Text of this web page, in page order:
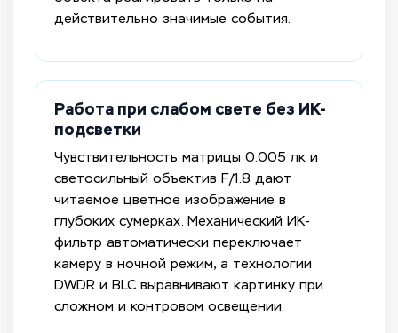
действительно значимые события.
Работа при слабом свете без ИК-
подсветки
Чувствительность матрицы 0.005 лк и
светосильный объектив F/1.8 дают
читаемое цветное изображение в
глубоких сумерках. Механический ИК-
фильтр автоматически переключает
камеру в ночной режим, а технологии
DWDR и BLC выравнивают картинку при
сложном и контровом освещении.